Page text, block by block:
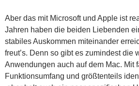
Aber das mit Microsoft und Apple ist
Jahren haben die beiden Liebenden
stabiles Auskommen miteinander
freut’s. Denn so gibt es zumindest die
Anwendungen auch auf dem Mac. Mit
Funktionsumfang und größtenteils